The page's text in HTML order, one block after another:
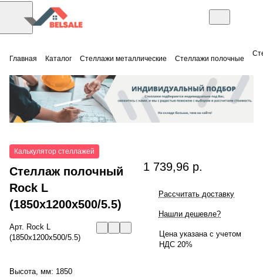
Главная Каталог Стеллажи металлические Стеллажи полочные
Калькулятор стеллажей
Стеллаж полочный
Rock L
(1850x1200x500/5.5)
Арт. Rock L
(1850x1200x500/5.5)
Высота, мм: 1850
1 739,96 р.
Рассчитать доставку
Нашли дешевле?
Цена указана с учетом
НДС 20%